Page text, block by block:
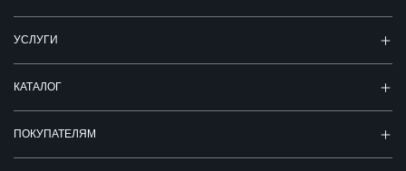
УСЛУГИ
КАТАЛОГ
ПОКУПАТЕЛЯМ